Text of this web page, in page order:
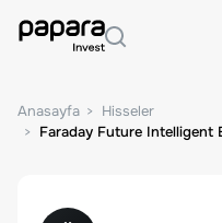
Anasayfa
Hisseler
Faraday Future Intelligent